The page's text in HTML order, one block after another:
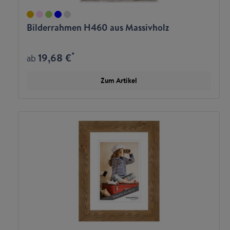
Bilderrahmen H460 aus Massivholz
ab19,68 €*
Zum Artikel